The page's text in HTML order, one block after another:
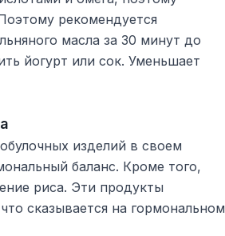
рекомендуется
масла за 30 минут до
йогурт или сок. Уменьшает
изделий в своем
баланс. Кроме того,
риса. Эти продукты
сказывается на гормональном